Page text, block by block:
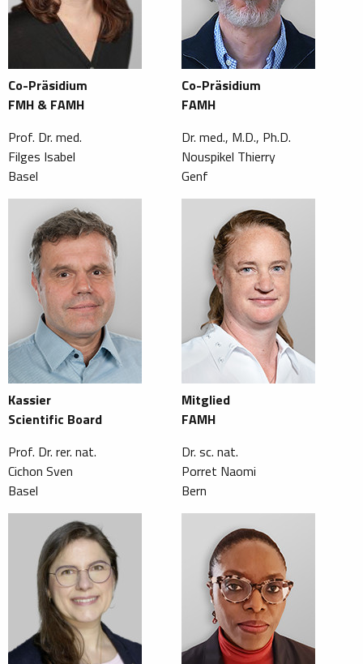
Co-Präsidium
FMH & FAMH
Prof. Dr. med.
Filges Isabel
Basel
Co-Präsidium
FAMH
Dr. med., M.D., Ph.D.
Nouspikel Thierry
Genf
Kassier
Scientific Board
Prof. Dr. rer. nat.
Cichon Sven
Basel
Mitglied
FAMH
Dr. sc. nat.
Porret Naomi
Bern